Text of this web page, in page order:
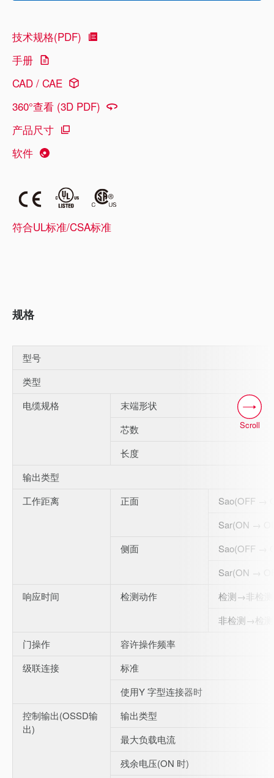
技术规格(PDF)
手册
CAD / CAE
360°查看 (3D PDF)
产品尺寸
软件
符合UL标准/CSA标准
规格
型号
类型
电缆规格
末端形状
芯数
长度
输出类型
工作距离
正面
Sao(OFF →
Sar(ON →
侧面
Sao(OFF →
Sar(ON →
响应时间
检测动作
检测→非检测
非检测→检测
门操作
容许操作频率
级联连接
标准
使用Y 字型连接器时
控制输出(OSSD输
出)
输出类型
最大负载电流
残余电压(ON 时)
Scroll